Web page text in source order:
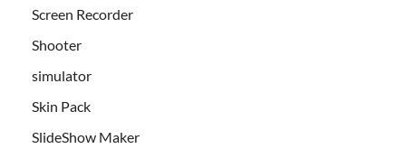
Screen Recorder
Shooter
simulator
Skin Pack
SlideShow Maker